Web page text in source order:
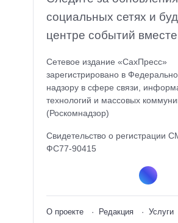
социальных сетях и
центре событий
Сетевое издание «СахПресс»
зарегистрировано в
надзору в сфере связи,
технологий и массовых
(Роскомнадзор)
Свидетельство о
ФС77-90415
О проекте Редакция
Услуги